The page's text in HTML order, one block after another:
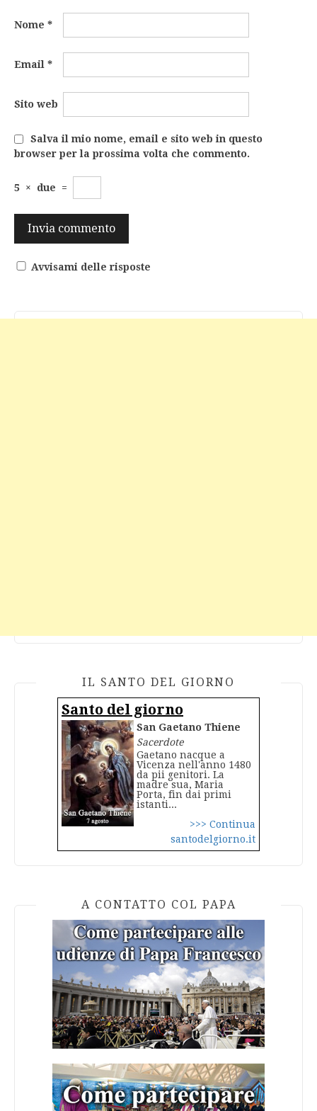
Nome *
Email *
Sito web
Salva il mio nome, email e sito web in questo
browser per la prossima volta che commento.
5 × due =
Avvisami delle risposte
IL SANTO DEL GIORNO
Santo del giorno
San Gaetano Thiene
Sacerdote
Gaetano nacque a
Vicenza nell'anno 1480
da pii genitori. La
madre sua, Maria
Porta, fin dai primi
istanti...
>>> Continua
santodelgiorno.it
A CONTATTO COL PAPA